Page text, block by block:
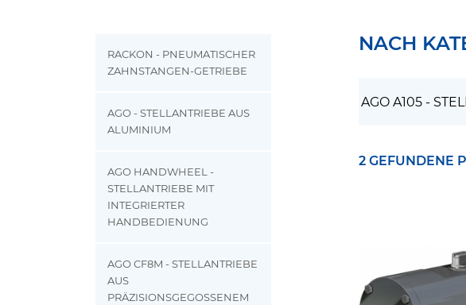
RACKON - PNEUMATISCHER
ZAHNSTANGEN-GETRIEBE
AGO - STELLANTRIEBE AUS
ALUMINIUM
AGO HANDWHEEL -
STELLANTRIEBE MIT
INTEGRIERTER
HANDBEDIENUNG
AGO CF8M - STELLANTRIEBE
AUS
PRÄZISIONSGEGOSSENEM
NACH
2 GEFUNDENE